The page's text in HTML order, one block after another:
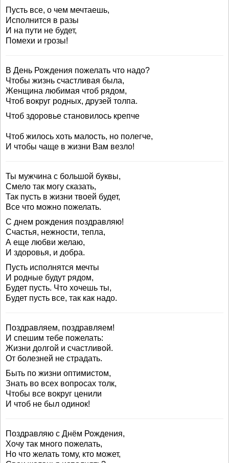
Пусть все, о чем мечтаешь,
Исполнится в разы
И на пути не будет,
Помехи и грозы!
В День Рождения пожелать что надо?
Чтобы жизнь счастливая была,
Женщина любимая чтоб рядом,
Чтоб вокруг родных, друзей толпа.
Чтоб здоровье становилось крепче
Чтоб жилось хоть малость, но полегче,
И чтобы чаще в жизни Вам везло!
Ты мужчина с большой буквы,
Смело так могу сказать,
Так пусть в жизни твоей будет,
Все что можно пожелать.
С днем рождения поздравляю!
Счастья, нежности, тепла,
А еще любви желаю,
И здоровья, и добра.
Пусть исполнятся мечты
И родные будут рядом,
Будет пусть. Что хочешь ты,
Будет пусть все, так как надо.
Поздравляем, поздравляем!
И спешим тебе пожелать:
Жизни долгой и счастливой.
От болезней не страдать.
Быть по жизни оптимистом,
Знать во всех вопросах толк,
Чтобы все вокруг ценили
И чтоб не был одинок!
Поздравляю с Днём Рождения,
Хочу так много пожелать,
Но что желать тому, кто может,